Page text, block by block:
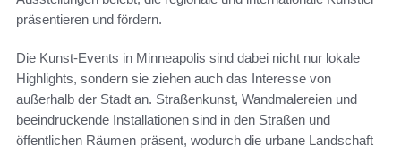
präsentieren und fördern.
Die Kunst-Events in Minneapolis sind dabei nicht nur lokale
Highlights, sondern sie ziehen auch das Interesse von
außerhalb der Stadt an. Straßenkunst, Wandmalereien und
beeindruckende Installationen sind in den Straßen und
öffentlichen Räumen präsent, wodurch die urbane Landschaft